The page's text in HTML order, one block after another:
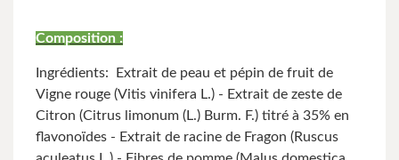
Composition :
Ingrédients: Extrait de peau et pépin de fruit de
Vigne rouge (Vitis vinifera L.) - Extrait de zeste de
Citron (Citrus limonum (L.) Burm. F.) titré à 35% en
flavonoïdes - Extrait de racine de Fragon (Ruscus